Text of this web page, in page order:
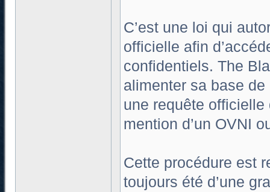
C’est une loi qui
officielle afin
confidentiels. The
alimenter sa base
une requête officielle
mention d’un OVNI
Cette procédure est
toujours été d’une